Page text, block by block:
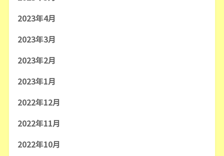
2023年4月
2023年3月
2023年2月
2023年1月
2022年12月
2022年11月
2022年10月